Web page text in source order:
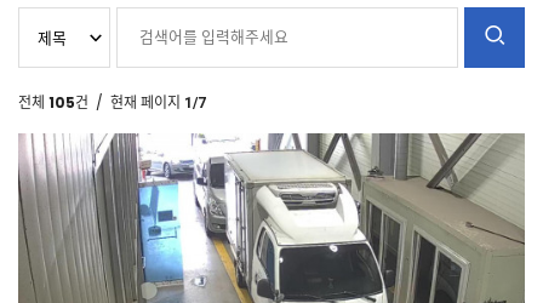
전체 105건 / 현재 페이지 1/7